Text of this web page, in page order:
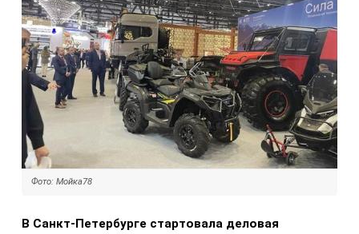
Фото: Мойка78
В Санкт-Петербурге стартовала деловая